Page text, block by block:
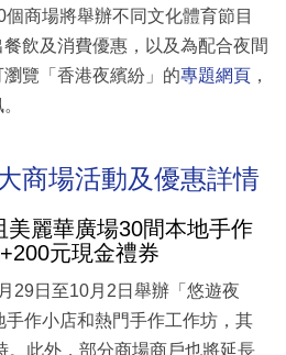
商場將舉辦不同文化體育節目
飲及消費優惠，以及為配合夜間
覽「香港夜繽紛」的專題網頁 ，
商場活動及優惠詳情
麗華廣場30間本地手作
元現金禮券
29日至10月2日舉辦「悠遊夜
作小店和熱門手作工作坊，其
。此外，部分商場商戶也將延長